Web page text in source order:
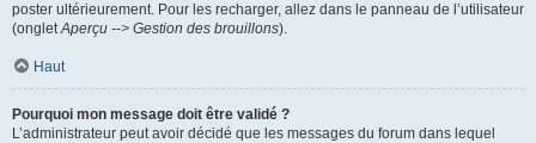
poster ultérieurement. Pour les recharger, allez dans le panneau de l’utilisateur
(ongletAperçu --> Gestion des brouillons).
Haut
Pourquoi mon message doit être validé ?
L’administrateur peut avoir décidé que les messages du forum dans lequel